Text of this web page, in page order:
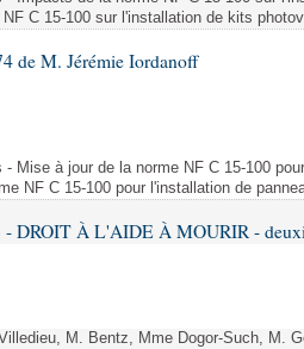
NF C 15-100 sur l'installation de kits
de M. Jérémie Iordanoff
- Mise à jour de la norme NF C 15-100
NF C 15-100 pour l'installation de
- DROIT À L'AIDE À MOURIR -
M. Bentz, Mme Dogor-Such, M.